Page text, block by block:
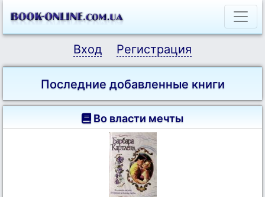
Вход Регистрация
Последние добавленные книги
Во власти мечты